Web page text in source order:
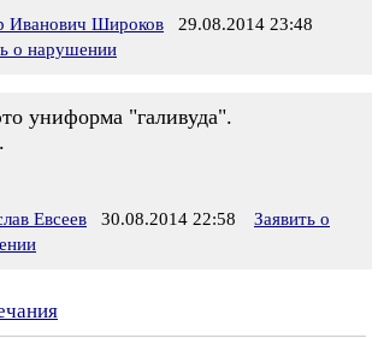
Иванович Широков 29.08.2014 23:48
о нарушении
униформа "галивуда".
Евсеев 30.08.2014 22:58
Заявить о